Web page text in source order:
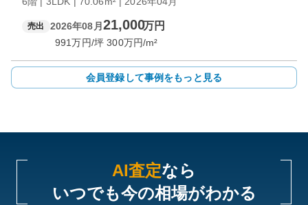
売出 2026年08月 21,000万円
991万円/坪 300万円/m²
会員登録して事例をもっと見る
AI査定なら
いつでも今の相場がわかる